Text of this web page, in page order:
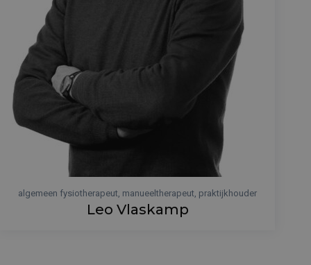
algemeen fysiotherapeut, manueeltherapeut, praktijkhouder
Leo Vlaskamp